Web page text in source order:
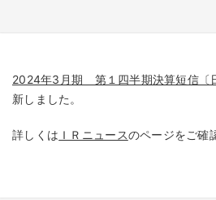
2024年3月期 第１四半期決算短信〔
新しました。
詳しくは ＩＲニュースのページをご確